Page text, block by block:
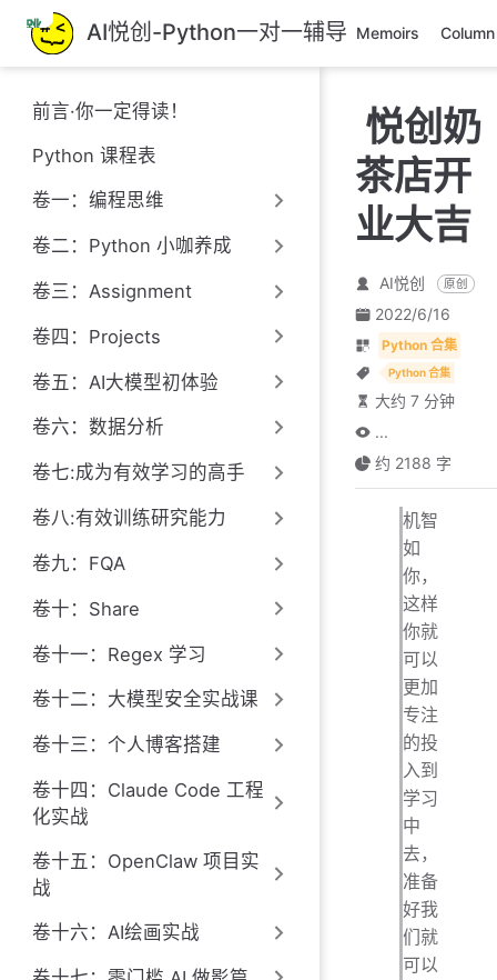
跳
至
主
要
內
AI悦创-Python一对一辅导 Memoirs Column
前言·你一定得读！
Python 课程表
卷一：编程思维
卷二：Python 小咖养成
卷三：Assignment
卷四：Projects
卷五：AI大模型初体验
卷六：数据分析
卷七:成为有效学习的高手
卷八:有效训练研究能力
卷九：FQA
卷十：Share
卷十一：Regex 学习
卷十二：大模型安全实战课
卷十三：个人博客搭建
卷十四：Claude Code 工程
化实战
卷十五：OpenClaw 项目实
战
卷十六：AI绘画实战
悦创奶
茶店开
业大吉
AI悦创 原创
2022/6/16
Python 合集
Python 合集
大约 7 分钟
...
约 2188 字
机智
如
你，
这样
你就
可以
更加
专注
的投
入到
学习
中
去，
准备
好我
们就
可以